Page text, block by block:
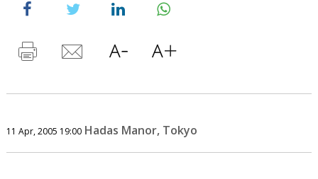
11 Apr, 2005 19:00 Hadas Manor, Tokyo